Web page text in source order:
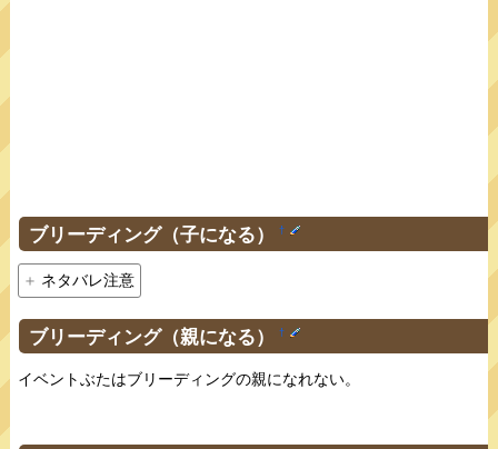
ブリーディング（子になる） †
ネタバレ注意
ブリーディング（親になる） †
イベントぶたはブリーディングの親になれない。